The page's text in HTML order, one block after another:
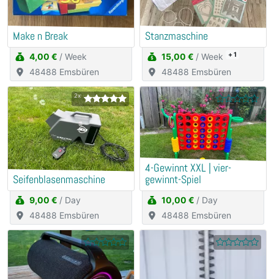
Make n Break
4,00 € / Week
48488 Emsbüren
Stanzmaschine
15,00 € / Week + 1
48488 Emsbüren
2x
Seifenblasenmaschine
9,00 € / Day
48488 Emsbüren
4-Gewinnt XXL | vier-
gewinnt-Spiel
10,00 € / Day
48488 Emsbüren